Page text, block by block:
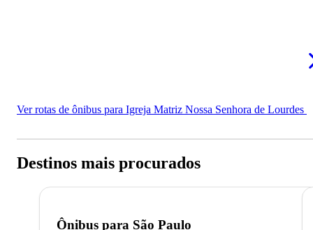
Ver rotas de ônibus para Igreja Matriz Nossa Senhora de Lourdes
Destinos mais procurados
Ônibus para São Paulo